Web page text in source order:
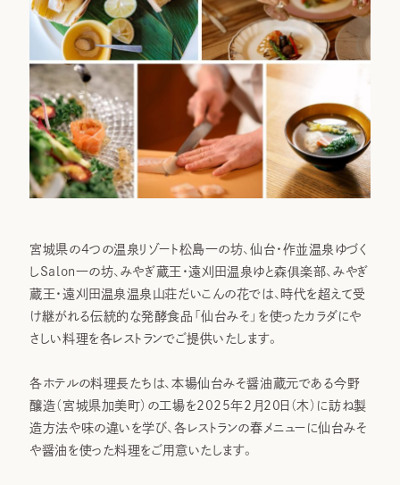
宮城県の4つの温泉リゾート松島一の坊、仙台・作並温泉ゆづく
しSalon一の坊、みやぎ蔵王・遠刈田温泉ゆと森俱楽部、みやぎ
蔵王・遠刈田温泉温泉山荘だいこんの花では、時代を超えて受
け継がれる伝統的な発酵食品「仙台みそ」を使ったカラダにや
さしい料理を各レストランでご提供いたします。
各ホテルの料理長たちは、本場仙台みそ醤油蔵元である今野
醸造（宮城県加美町）の工場を2025年2月20日（木）に訪ね製
造方法や味の違いを学び、各レストランの春メニューに仙台みそ
や醤油を使った料理をご用意いたします。